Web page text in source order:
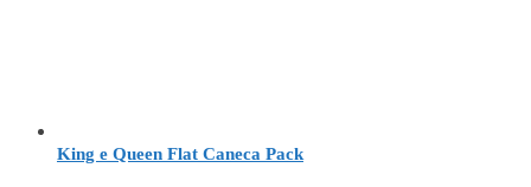
King e Queen Flat Caneca Pack